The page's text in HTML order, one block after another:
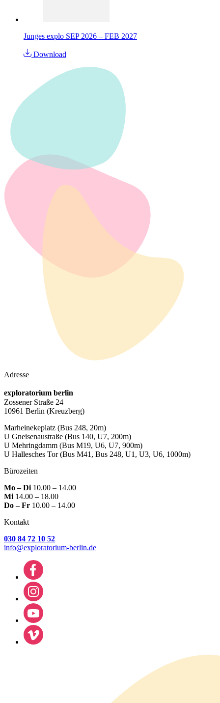
Junges explo SEP 2026 – FEB 2027
Download
Adresse
exploratorium berlin
Zossener Straße 24
10961 Berlin (Kreuzberg)
Marheinekeplatz (Bus 248, 20m)
U Gneisenaustraße (Bus 140, U7, 200m)
U Mehringdamm (Bus M19, U6, U7, 900m)
U Hallesches Tor(Bus M41, Bus 248, U1, U3, U6, 1000m)
Bürozeiten
Mo – Di 10.00 – 14.00
Mi 14.00 – 18.00
Do – Fr 10.00 – 14.00
Kontakt
030 84 72 10 52
info@exploratorium-berlin.de